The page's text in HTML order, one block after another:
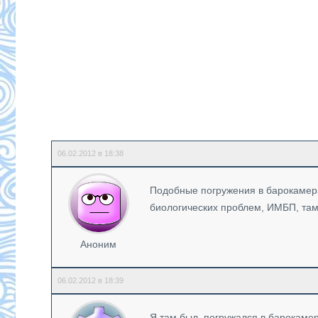
06.02.2012 в 18:38
Аноним
Подобные погружения в
биологических проблем, ИМБП,
06.02.2012 в 18:39